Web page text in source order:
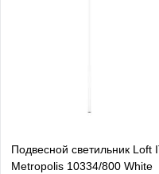
Подвесной светильник Loft
Metropolis 10334/800 White